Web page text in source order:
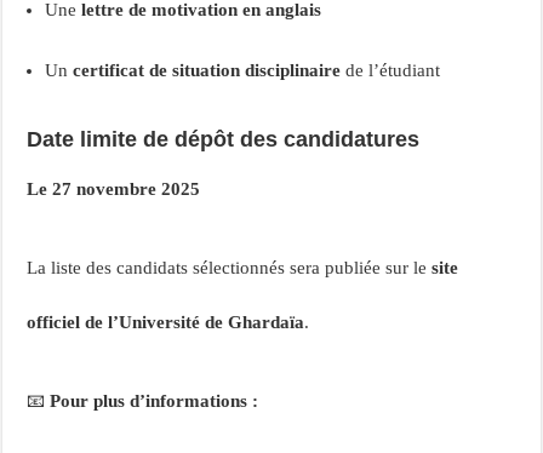
Unelettre de motivation en anglais
Uncertificat de situation disciplinaire de l’étudiant
Date limite de dépôt des candidatures
Le 27 novembre 2025
La liste des candidats sélectionnés sera publiée sur lesite
officiel de l’Université de Ghardaïa.
📧Pour plus d’informations :